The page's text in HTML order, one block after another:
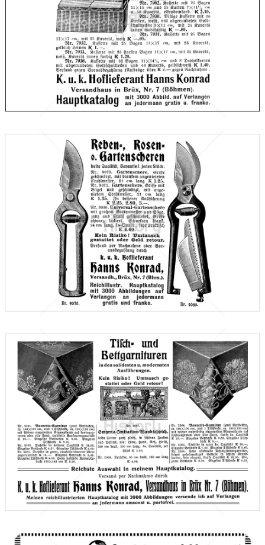
Hanns Konrad, Brüx
Versandhaus Hanns Konrad, Brüx (Böhmen)
Hanns Konrad, Brüx
Versandhaus Hanns Konrad, Brüx (Böhmen)
Hanns Konrad, Brüx
Versandhaus Hanns Konrad, Brüx (Böhmen)
1910
Bild-ID: 66610